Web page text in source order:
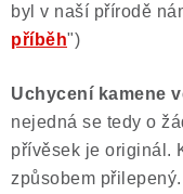
byl v naší přírodě
příběh")
Uchycení kamene
nejedná se tedy o
přívěsek je originál.
způsobem